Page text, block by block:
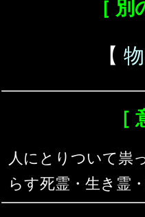
［ 別
【
［
人にとりついて祟
らす死霊・生き霊